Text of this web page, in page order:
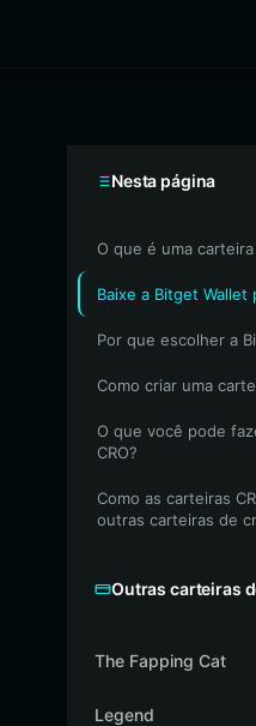
Nesta página
O que é uma carteira
Baixe a Bitget Wallet
Por que escolher a
Como criar uma
O que você pode
CRO?
Como as carteiras
outras carteiras de
Outras carteiras
The Fapping Cat
Legend